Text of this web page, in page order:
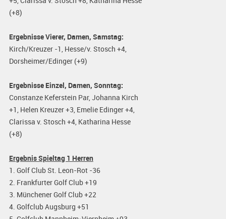
(+8)
Ergebnisse Vierer, Damen, Samstag:
Kirch/Kreuzer -1, Hesse/v. Stosch +4,
Dorsheimer/Edinger (+9)
Ergebnisse Einzel, Damen, Sonntag:
Constanze Keferstein Par, Johanna Kirch
+1, Helen Kreuzer +3, Emelie Edinger +4,
Clarissa v. Stosch +4, Katharina Hesse
(+8)
Ergebnis Spieltag 1 Herren
1. Golf Club St. Leon-Rot -36
2. Frankfurter Golf Club +19
3. Münchener Golf Club +22
4. Golfclub Augsburg +51